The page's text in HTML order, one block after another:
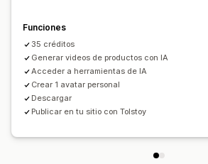
Funciones
35 créditos
Generar videos de productos con IA
Acceder a herramientas de IA
Crear 1 avatar personal
Descargar
Publicar en tu sitio con Tolstoy